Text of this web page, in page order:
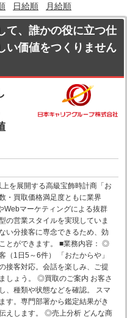
日給順 月給順
て、誰かの役に立つ仕
い価値をつくりません
を展開する高級宝飾時計商「お
・買取価格満足度ともに業界
Webマーケティングによる抜群
の営業スタイルを実現していま
い分接客に専念できるため、効
とができます。 ■業務内容： ◎
（1日5～6件） 「おたからや」
接客対応。会話を楽しみ、ご提
しょう。 ◎買取のご案内 お客さ
、種類や状態などを確認。 スマ
す。専門部署から鑑定結果がき
えします。 ◎売上分析 どんな商